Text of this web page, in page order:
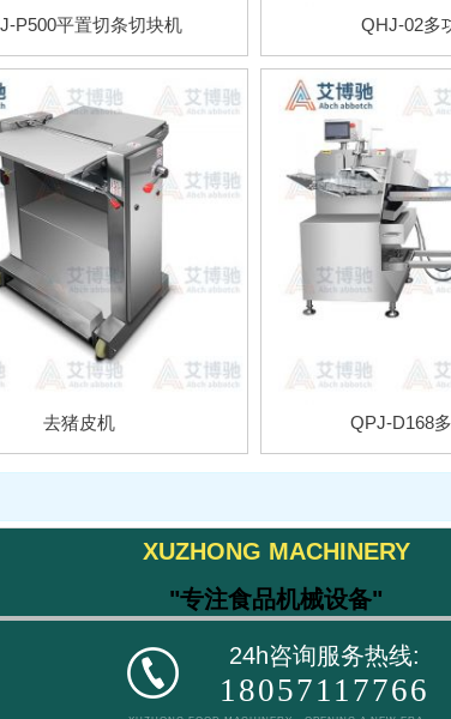
P500平置切条切块机 QHJ-02多
去猪皮机 QPJ-D168
XUZHONG MACHINERY
"专注食品机械设备"
24h咨询服务热线:
18057117766